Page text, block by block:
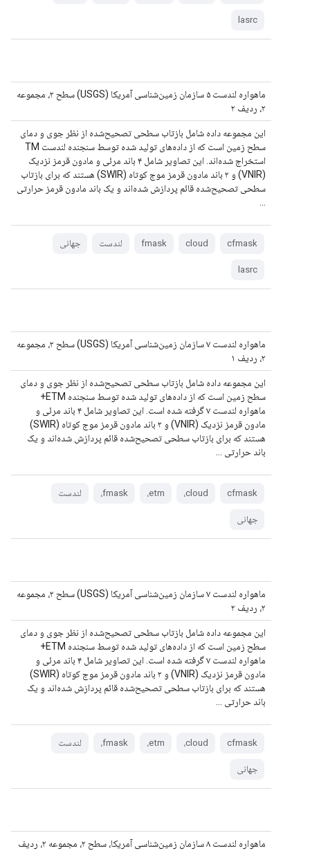
lasrc
ماهواره لندست ۵ سازمان زمین‌شناسی آمریکا (USGS) سطح ۲، مجموعه
۲، ردیف ۲
این مجموعه داده شامل بازتاب سطحی تصحیح‌شده از نظر جوی و دمای
سطح زمین است که از داده‌های تولید شده توسط سنجنده لندست TM
استخراج شده‌اند. این تصاویر شامل ۴ باند مرئی و مادون قرمز نزدیک
(VNIR) و ۲ باند مادون قرمز موج کوتاه (SWIR) هستند که برای بازتاب
سطحی تصحیح‌شده قائم پردازش شده‌اند و یک باند مادون قرمز حرارتی
cfmask
cloud
fmask لندست جهانی
lasrc
ماهواره لندست ۷ سازمان زمین‌شناسی آمریکا (USGS) سطح ۲، مجموعه
۲، ردیف ۱
این مجموعه داده شامل بازتاب سطحی تصحیح‌شده از نظر جوی و دمای
سطح زمین است که از داده‌های تولید شده توسط سنجنده ETM+
ماهواره لندست ۷ گرفته شده است. این تصاویر شامل ۴ باند مرئی و
مادون قرمز نزدیک (VNIR) و ۲ باند مادون قرمز موج کوتاه (SWIR)
هستند که برای بازتاب سطحی تصحیح‌شده قائم پردازش شده‌اند و یک
باند حرارتی ...
cfmask cloud، etm، fmask، لندست
جهانی
ماهواره لندست ۷ سازمان زمین‌شناسی آمریکا (USGS) سطح ۲، مجموعه
۲، ردیف ۲
این مجموعه داده شامل بازتاب سطحی تصحیح‌شده از نظر جوی و دمای
سطح زمین است که از داده‌های تولید شده توسط سنجنده ETM+
ماهواره لندست ۷ گرفته شده است. این تصاویر شامل ۴ باند مرئی و
مادون قرمز نزدیک (VNIR) و ۲ باند مادون قرمز موج کوتاه (SWIR)
هستند که برای بازتاب سطحی تصحیح‌شده قائم پردازش شده‌اند و یک
باند حرارتی ...
cfmask cloud، etm، fmask، لندست
جهانی
ماهواره لندست ۸ سازمان زمین‌شناسی آمریکا، سطح ۲، مجموعه ۲، ردیف